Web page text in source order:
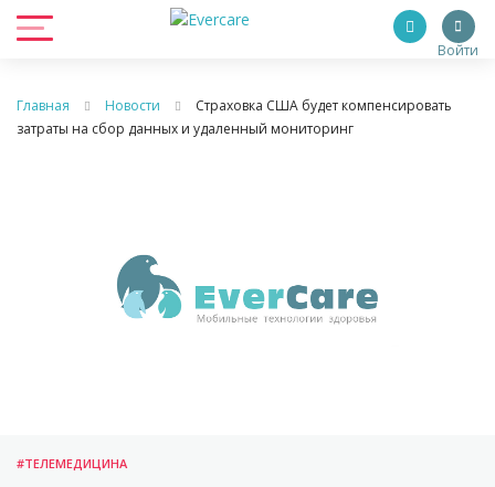
Войти
Главная Новости
Страховка США будет компенсировать
затраты на сбор данных и удаленный мониторинг
#ТЕЛЕМЕДИЦИНА